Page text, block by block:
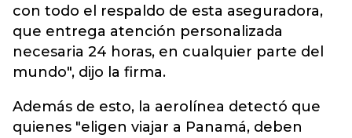
con todo el respaldo de esta aseguradora,
que entrega atención personalizada
necesaria 24 horas, en cualquier parte del
mundo", dijo la firma.
Además de esto, la aerolínea detectó que
quienes "eligen viajar a Panamá, deben